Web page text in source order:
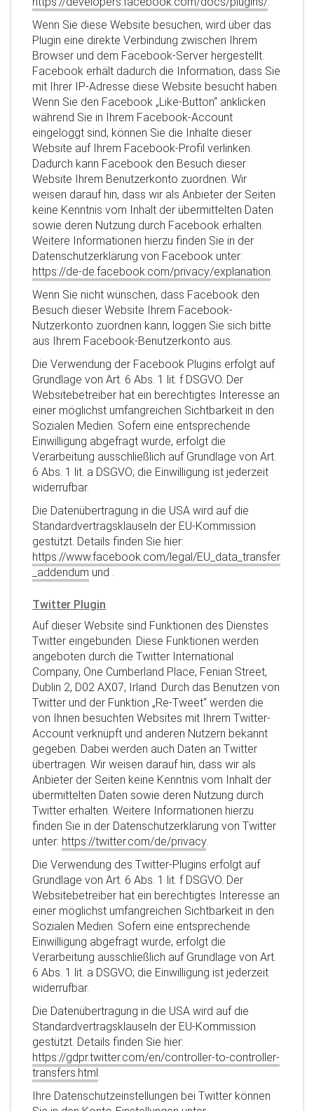
Wenn Sie diese Website besuchen, wird über das
Plugin eine direkte Verbindung zwischen Ihrem
Browser und dem Facebook-Server hergestellt.
Facebook erhält dadurch die Information, dass Sie
mit Ihrer IP-Adresse diese Website besucht haben.
Wenn Sie den Facebook „Like-Button“ anklicken
während Sie in Ihrem Facebook-Account
eingeloggt sind, können Sie die Inhalte dieser
Website auf Ihrem Facebook-Profil verlinken.
Dadurch kann Facebook den Besuch dieser
Website Ihrem Benutzerkonto zuordnen. Wir
weisen darauf hin, dass wir als Anbieter der Seiten
keine Kenntnis vom Inhalt der übermittelten Daten
sowie deren Nutzung durch Facebook erhalten.
Weitere Informationen hierzu finden Sie in der
Datenschutzerklärung von Facebook unter:
https://de-de.facebook.com/privacy/explanation.
Wenn Sie nicht wünschen, dass Facebook den
Besuch dieser Website Ihrem Facebook-
Nutzerkonto zuordnen kann, loggen Sie sich bitte
aus Ihrem Facebook-Benutzerkonto aus.
Die Verwendung der Facebook Plugins erfolgt auf
Grundlage von Art. 6 Abs. 1 lit. f DSGVO. Der
Websitebetreiber hat ein berechtigtes Interesse an
einer möglichst umfangreichen Sichtbarkeit in den
Sozialen Medien. Sofern eine entsprechende
Einwilligung abgefragt wurde, erfolgt die
Verarbeitung ausschließlich auf Grundlage von Art.
6 Abs. 1 lit. a DSGVO; die Einwilligung ist jederzeit
widerrufbar.
Die Datenübertragung in die USA wird auf die
Standardvertragsklauseln der EU-Kommission
gestützt. Details finden Sie hier:
https://www.facebook.com/legal/EU_data_transfer
_addendum und .
Twitter Plugin
Auf dieser Website sind Funktionen des Dienstes
Twitter eingebunden. Diese Funktionen werden
angeboten durch die Twitter International
Company, One Cumberland Place, Fenian Street,
Dublin 2, D02 AX07, Irland. Durch das Benutzen von
Twitter und der Funktion „Re-Tweet“ werden die
von Ihnen besuchten Websites mit Ihrem Twitter-
Account verknüpft und anderen Nutzern bekannt
gegeben. Dabei werden auch Daten an Twitter
übertragen. Wir weisen darauf hin, dass wir als
Anbieter der Seiten keine Kenntnis vom Inhalt der
übermittelten Daten sowie deren Nutzung durch
Twitter erhalten. Weitere Informationen hierzu
finden Sie in der Datenschutzerklärung von Twitter
unter: https://twitter.com/de/privacy.
Die Verwendung des Twitter-Plugins erfolgt auf
Grundlage von Art. 6 Abs. 1 lit. f DSGVO. Der
Websitebetreiber hat ein berechtigtes Interesse an
einer möglichst umfangreichen Sichtbarkeit in den
Sozialen Medien. Sofern eine entsprechende
Einwilligung abgefragt wurde, erfolgt die
Verarbeitung ausschließlich auf Grundlage von Art.
6 Abs. 1 lit. a DSGVO; die Einwilligung ist jederzeit
widerrufbar.
Die Datenübertragung in die USA wird auf die
Standardvertragsklauseln der EU-Kommission
gestützt. Details finden Sie hier:
https://gdpr.twitter.com/en/controller-to-controller-
transfers.html.
Ihre Datenschutzeinstellungen bei Twitter können